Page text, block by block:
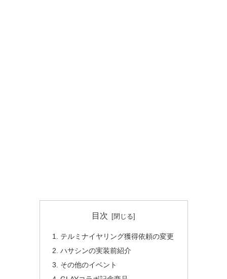
目次
テルミナイヤリング獲得依頼の変更
ハサシンの実装前紹介
その他のイベント